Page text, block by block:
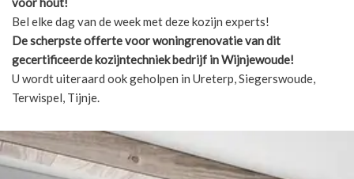
Bel elke dag van de week met deze kozijn experts!
De scherpsteofferte voor woningrenovatie van dit
gecertificeerde kozijntechniek bedrijf in Wijnjewoude!
U wordt uiteraard ook geholpen in Ureterp, Siegerswoude,
Terwispel, Tijnje.